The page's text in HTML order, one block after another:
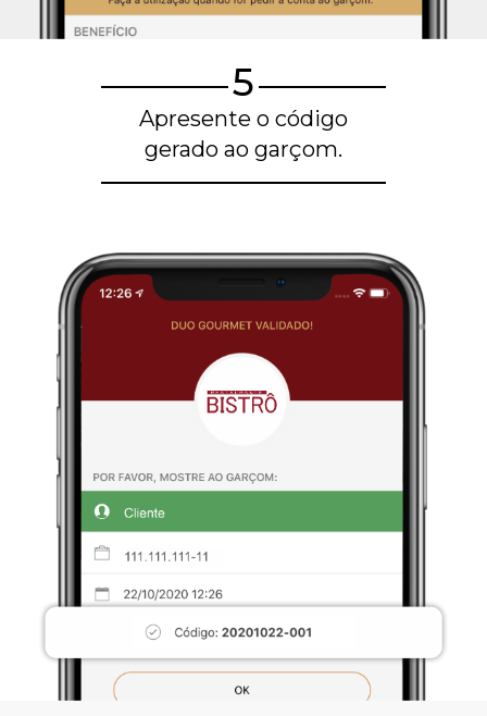
5
Apresente o código
gerado ao garçom.